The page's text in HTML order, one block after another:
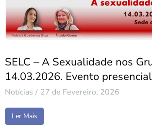
SELC – A Sexualidade nos
14.03.2026. Evento
Notícias 27 de Fevereiro, 2026
Ler Mais